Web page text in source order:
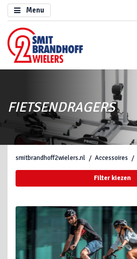
Menu
FIETSENDRAGERS
smitbrandhoff2wielers.nl Accessoires
Filter kiezen